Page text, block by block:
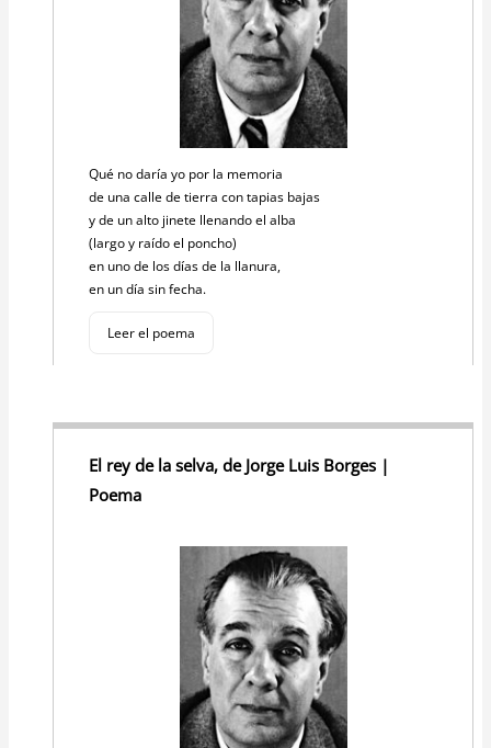
Qué no daría yo por la memoria
de una calle de tierra con tapias bajas
y de un alto jinete llenando el alba
(largo y raído el poncho)
en uno de los días de la llanura,
en un día sin fecha.
Leer el poema
El rey de la selva, de Jorge Luis Borges |
Poema